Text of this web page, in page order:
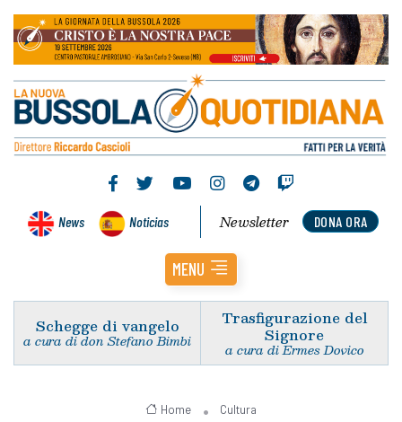
News Noticias DONA ORA
Newsletter
MENU
Schegge di vangelo
a cura di don Stefano Bimbi
Trasfigurazione del
Signore
a cura di Ermes Dovico
Home Cultura